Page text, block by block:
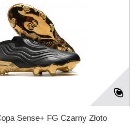
Sense+ FG Czarny Złoto